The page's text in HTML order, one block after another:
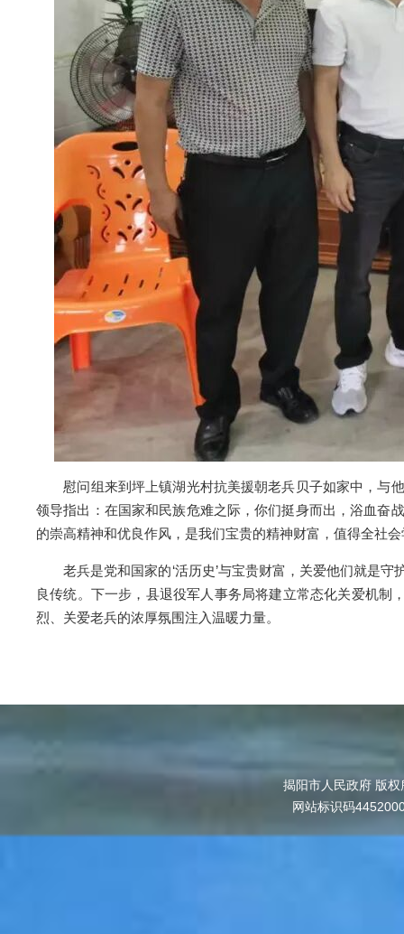
慰问组来到坪上镇湖光村抗美援朝老兵贝子如家中，与他
领导指出：在国家和民族危难之际，你们挺身而出，浴血奋
的崇高精神和优良作风，是我们宝贵的精神财富，值得全社
老兵是党和国家的‘活历史’与宝贵财富，关爱他们就是守
良传统。下一步，县退役军人事务局将建立常态化关爱机制
烈、关爱老兵的浓厚氛围注入温暖力量。
揭阳市人民政府 版
网站标识码